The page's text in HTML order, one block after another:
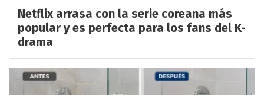
Netflix arrasa con la serie coreana más
popular y es perfecta para los fans del K-
drama